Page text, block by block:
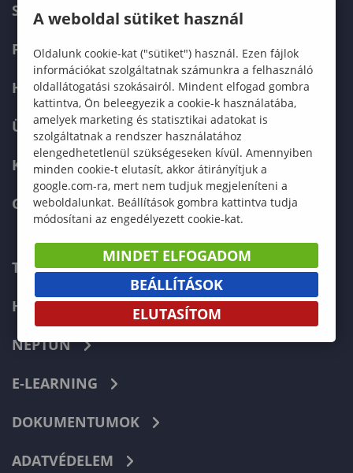
SZERVEZETI FELÉPÍTÉS
FELVÉTELIZŐKNEK
HALLGATÓKNAK
ÜZLETI PARTNEREKNEK
KARRIER
GREEN UNIVERSITY
TELEFONKÖNYV
HIBABEJELENTÉS
NEPTUN
E-LEARNING
DOKUMENTUMOK
ADATVÉDELEM
A weboldal sütiket használ
Oldalunk cookie-kat ("sütiket") használ. Ezen fájlok
információkat szolgáltatnak számunkra a felhasználó
oldallátogatási szokásairól. Mindent elfogad gombra
kattintva, Ön beleegyezik a cookie-k használatába,
amelyek marketing és statisztikai adatokat is
szolgáltatnak a rendszer használatához
elengedhetetlenül szükségeseken kívül. Amennyiben
minden cookie-t elutasít, akkor átirányítjuk a
google.com-ra, mert nem tudjuk megjeleníteni a
weboldalunkat. Beállítások gombra kattintva tudja
módosítani az engedélyezett cookie-kat.
MINDET ELFOGADOM
BEÁLLÍTÁSOK
ELUTASÍTOM